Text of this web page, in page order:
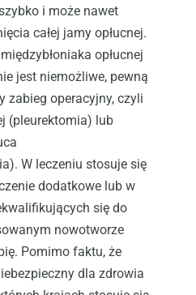
i może nawet
całej jamy opłucnej.
opłucnej
jest niemożliwe, pewną
zabieg operacyjny, czyli
(pleurektomia) lub
W leczeniu stosuje się
dodatkowe lub w
się do
nowotworze
Pomimo faktu, że
dla zdrowia